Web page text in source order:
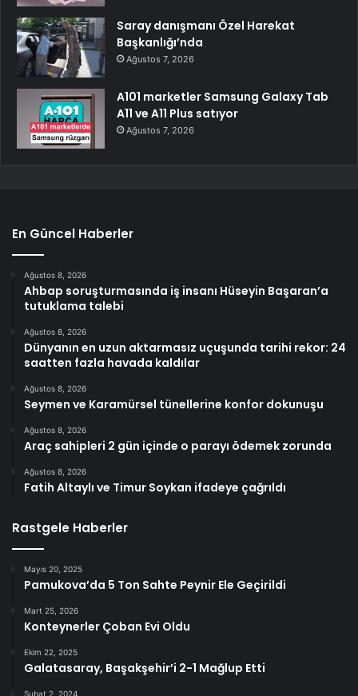
Saray danışmanı Özel Harekat
Başkanlığı’nda
Ağustos 7, 2026
A101 marketler Samsung Galaxy Tab
A11 ve A11 Plus satıyor
Ağustos 7, 2026
En Güncel Haberler
Ağustos 8, 2026
Ahbap soruşturmasında iş insanı Hüseyin Başaran’a
tutuklama talebi
Ağustos 8, 2026
Dünyanın en uzun aktarmasız uçuşunda tarihi rekor: 24
saatten fazla havada kaldılar
Ağustos 8, 2026
Seymen ve Karamürsel tünellerine konfor dokunuşu
Ağustos 8, 2026
Araç sahipleri 2 gün içinde o parayı ödemek zorunda
Ağustos 8, 2026
Fatih Altaylı ve Timur Soykan ifadeye çağrıldı
Rastgele Haberler
Mayıs 20, 2025
Pamukova’da 5 Ton Sahte Peynir Ele Geçirildi
Mart 25, 2026
Konteynerler Çoban Evi Oldu
Ekim 22, 2025
Galatasaray, Başakşehir’i 2-1 Mağlup Etti
Şubat 2, 2024